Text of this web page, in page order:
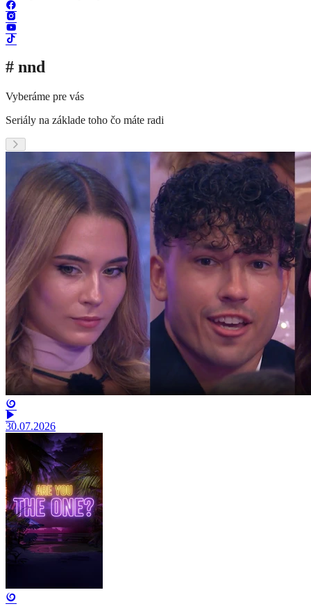
# nnd
Vyberáme pre vás
Seriály na základe toho čo máte radi
30.07.2026